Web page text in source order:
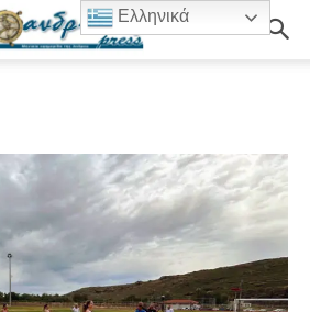
Ελληνικά